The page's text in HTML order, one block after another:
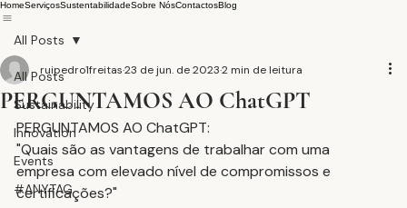
HomeServiçosSustentabilidadeSobre NósContactosBlog
All Posts
Sustainability
Innovation
Events
#ANYTAG
All Posts
PERGUNTAMOS AO ChatGPT
ruipedro1freitas23 de jun. de 20232 min de leitura
PERGUNTAMOS AO ChatGPT:
"Quais são as vantagens de trabalhar com uma
empresa com elevado nível de compromissos e
certificações?"